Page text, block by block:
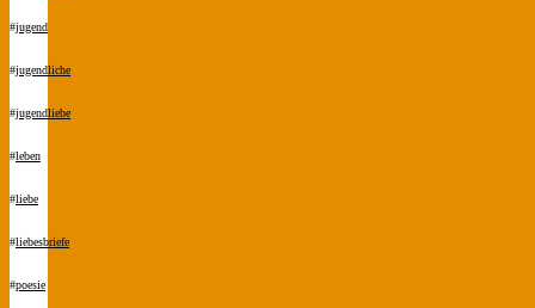
#jugend
#jugendliche
#jugendliebe
#leben
#liebe
#liebesbriefe
#poesie